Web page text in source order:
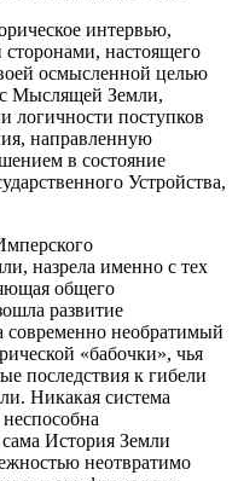
интервью,
настоящего
осмысленной целью
Мыслящей Земли,
логичности поступков
направленную
в состояние
Устройства,
назрела именно с тех
общего
развитие
современно необратимый
«бабочки», чья
последствия к гибели
Никакая система
История Земли
неотвратимо